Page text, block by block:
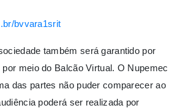
bvvara1srit
também será garantido por
meio do Balcão Virtual. O Nupemec
das partes não puder comparecer ao
poderá ser realizada por